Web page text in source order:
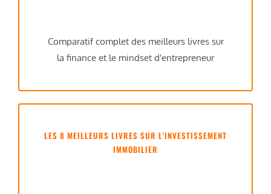
Comparatif complet des meilleurs livres sur
la finance et le mindset d'entrepreneur
LES 8 MEILLEURS LIVRES SUR L'INVESTISSEMENT
IMMOBILIER